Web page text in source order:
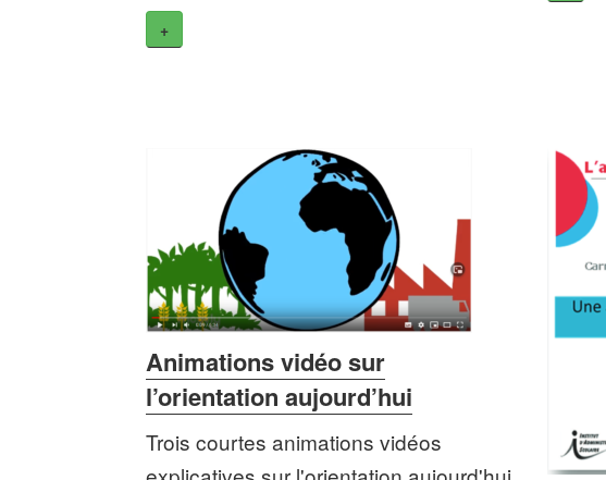
+
Animations vidéo sur
l’orientation aujourd’hui
Trois courtes animations vidéos